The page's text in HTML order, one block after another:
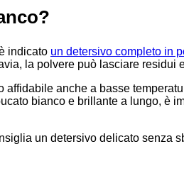
indicato un detersivo completo in
la polvere può lasciare residui
anche a basse
bianco e brillante a lungo, è
un detersivo delicato senza